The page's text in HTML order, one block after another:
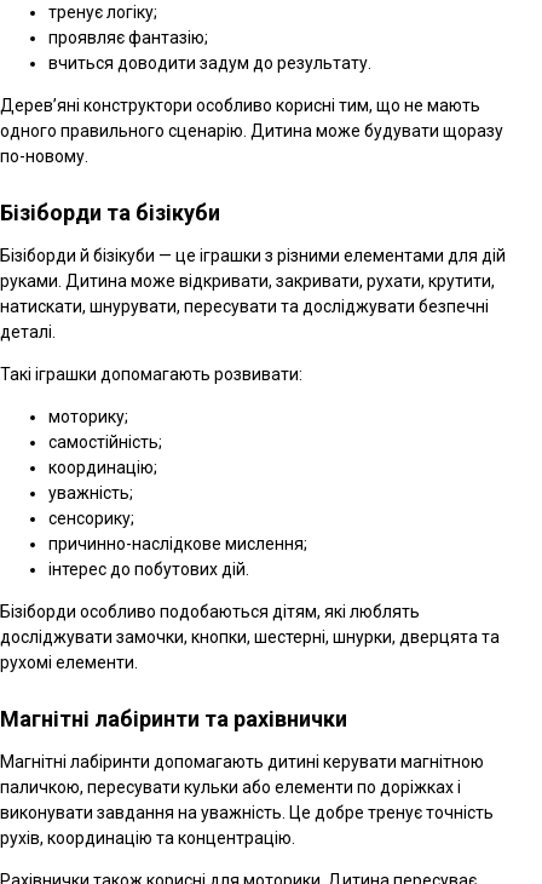
тренує логіку;
проявляє фантазію;
вчиться доводити задум до результату.
Дерев’яні конструктори особливо корисні тим, що не мають
одного правильного сценарію. Дитина може будувати щоразу
по-новому.
Бізіборди та бізікуби
Бізіборди й бізікуби — це іграшки з різними елементами для дій
руками. Дитина може відкривати, закривати, рухати, крутити,
натискати, шнурувати, пересувати та досліджувати безпечні
деталі.
Такі іграшки допомагають розвивати:
моторику;
самостійність;
координацію;
уважність;
сенсорику;
причинно-наслідкове мислення;
інтерес до побутових дій.
Бізіборди особливо подобаються дітям, які люблять
досліджувати замочки, кнопки, шестерні, шнурки, дверцята та
рухомі елементи.
Магнітні лабіринти та рахівнички
Магнітні лабіринти допомагають дитині керувати магнітною
паличкою, пересувати кульки або елементи по доріжках і
виконувати завдання на уважність. Це добре тренує точність
рухів, координацію та концентрацію.
Рахівнички також корисні для моторики. Дитина пересуває